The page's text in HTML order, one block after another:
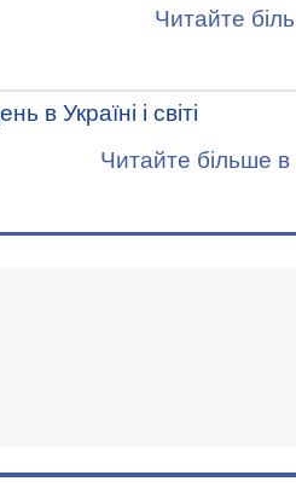
Читайте
в Україні і світі
Читайте більше в